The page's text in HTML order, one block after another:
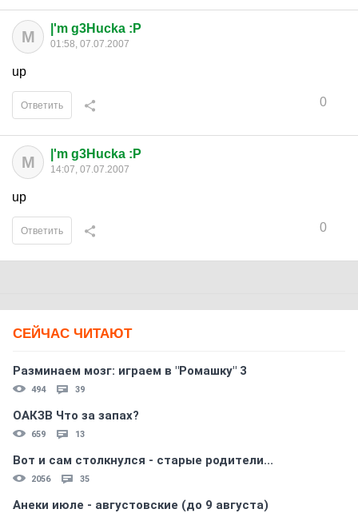
M |'m g3Hucka :P
01:58, 07.07.2007
up
0
Ответить
M |'m g3Hucka :P
14:07, 07.07.2007
up
0
Ответить
СЕЙЧАС ЧИТАЮТ
Разминаем мозг: играем в "Ромашку" 3
494 39
ОАКЗВ Что за запах?
659 13
Вот и сам столкнулся - старые родители...
2056 35
Анеки июле - августовские (до 9 августа)